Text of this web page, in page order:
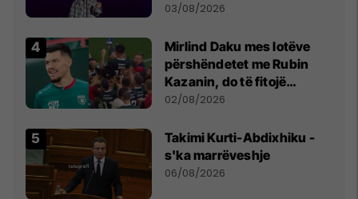
- dhe bota digjitale serbe
03/08/2026
Mirlind Daku mes lotëve
përshëndetet me Rubin
Kazanin, do të fitojë
miliona te Spartak Moska
02/08/2026
Takimi Kurti-Abdixhiku -
s'ka marrëveshje
06/08/2026